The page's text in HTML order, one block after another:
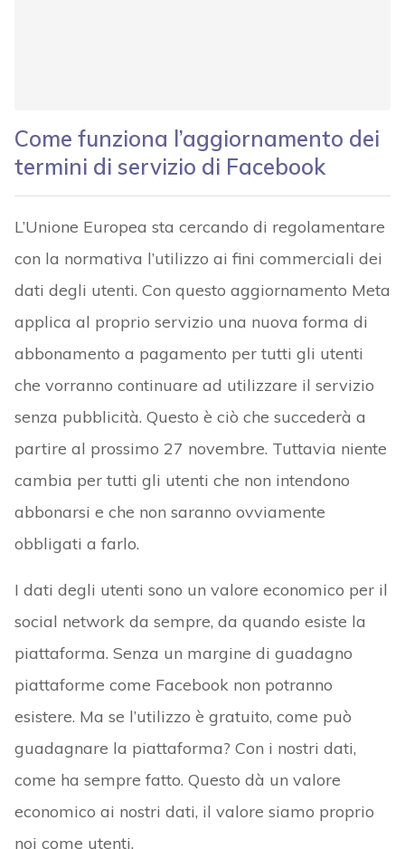
Come funziona l’aggiornamento dei
termini di servizio di Facebook
L’Unione Europea sta cercando di regolamentare
con la normativa l’utilizzo ai fini commerciali dei
dati degli utenti. Con questo aggiornamento Meta
applica al proprio servizio una nuova forma di
abbonamento a pagamento per tutti gli utenti
che vorranno continuare ad utilizzare il servizio
senza pubblicità. Questo è ciò che succederà a
partire al prossimo 27 novembre. Tuttavia niente
cambia per tutti gli utenti che non intendono
abbonarsi e che non saranno ovviamente
obbligati a farlo.
I dati degli utenti sono un valore economico per il
social network da sempre, da quando esiste la
piattaforma. Senza un margine di guadagno
piattaforme come Facebook non potranno
esistere. Ma se l’utilizzo è gratuito, come può
guadagnare la piattaforma? Con i nostri dati,
come ha sempre fatto. Questo dà un valore
economico ai nostri dati, il valore siamo proprio
noi come utenti.